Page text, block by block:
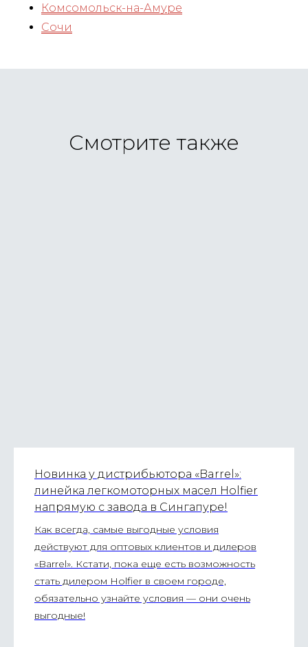
Комсомольск-на-Амуре
Сочи
Смотрите также
Новинка у дистрибьютора «Barrel»:
линейка легкомоторных масел Holfier
напрямую с завода в Сингапуре!
Как всегда, самые выгодные условия
действуют для оптовых клиентов и дилеров
«Barrel». Кстати, пока еще есть возможность
стать дилером Holfier в своем городе,
обязательно узнайте условия — они очень
выгодные!